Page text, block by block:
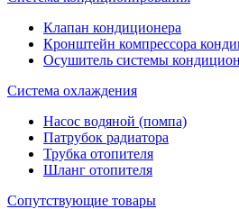
Клапан кондиционера
Кронштейн компрессора
Осушитель системы
Система охлаждения
Насос водяной (помпа)
Патрубок радиатора
Трубка отопителя
Шланг отопителя
Сопутствующие товары